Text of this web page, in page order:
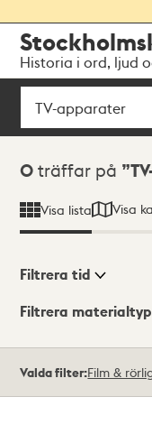
navigationen
huvudinnehållet
Historia i ord, ljud
Sök
Sökresultat
0 träffar på
Visa lista Visa
Visningsläge
Filtrera tid
Filtrera
träffar
Valda filter:Film &